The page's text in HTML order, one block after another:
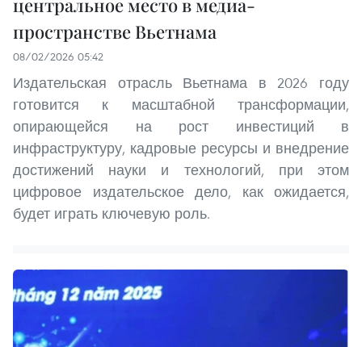
пространстве Вьетнама
08/02/2026 05:42
Издательская отрасль Вьетнама в 2026 году
готовится к масштабной трансформации,
опирающейся на рост инвестиций в
инфраструктуру, кадровые ресурсы и внедрение
достижений науки и технологий, при этом
цифровое издательское дело, как ожидается,
будет играть ключевую роль.